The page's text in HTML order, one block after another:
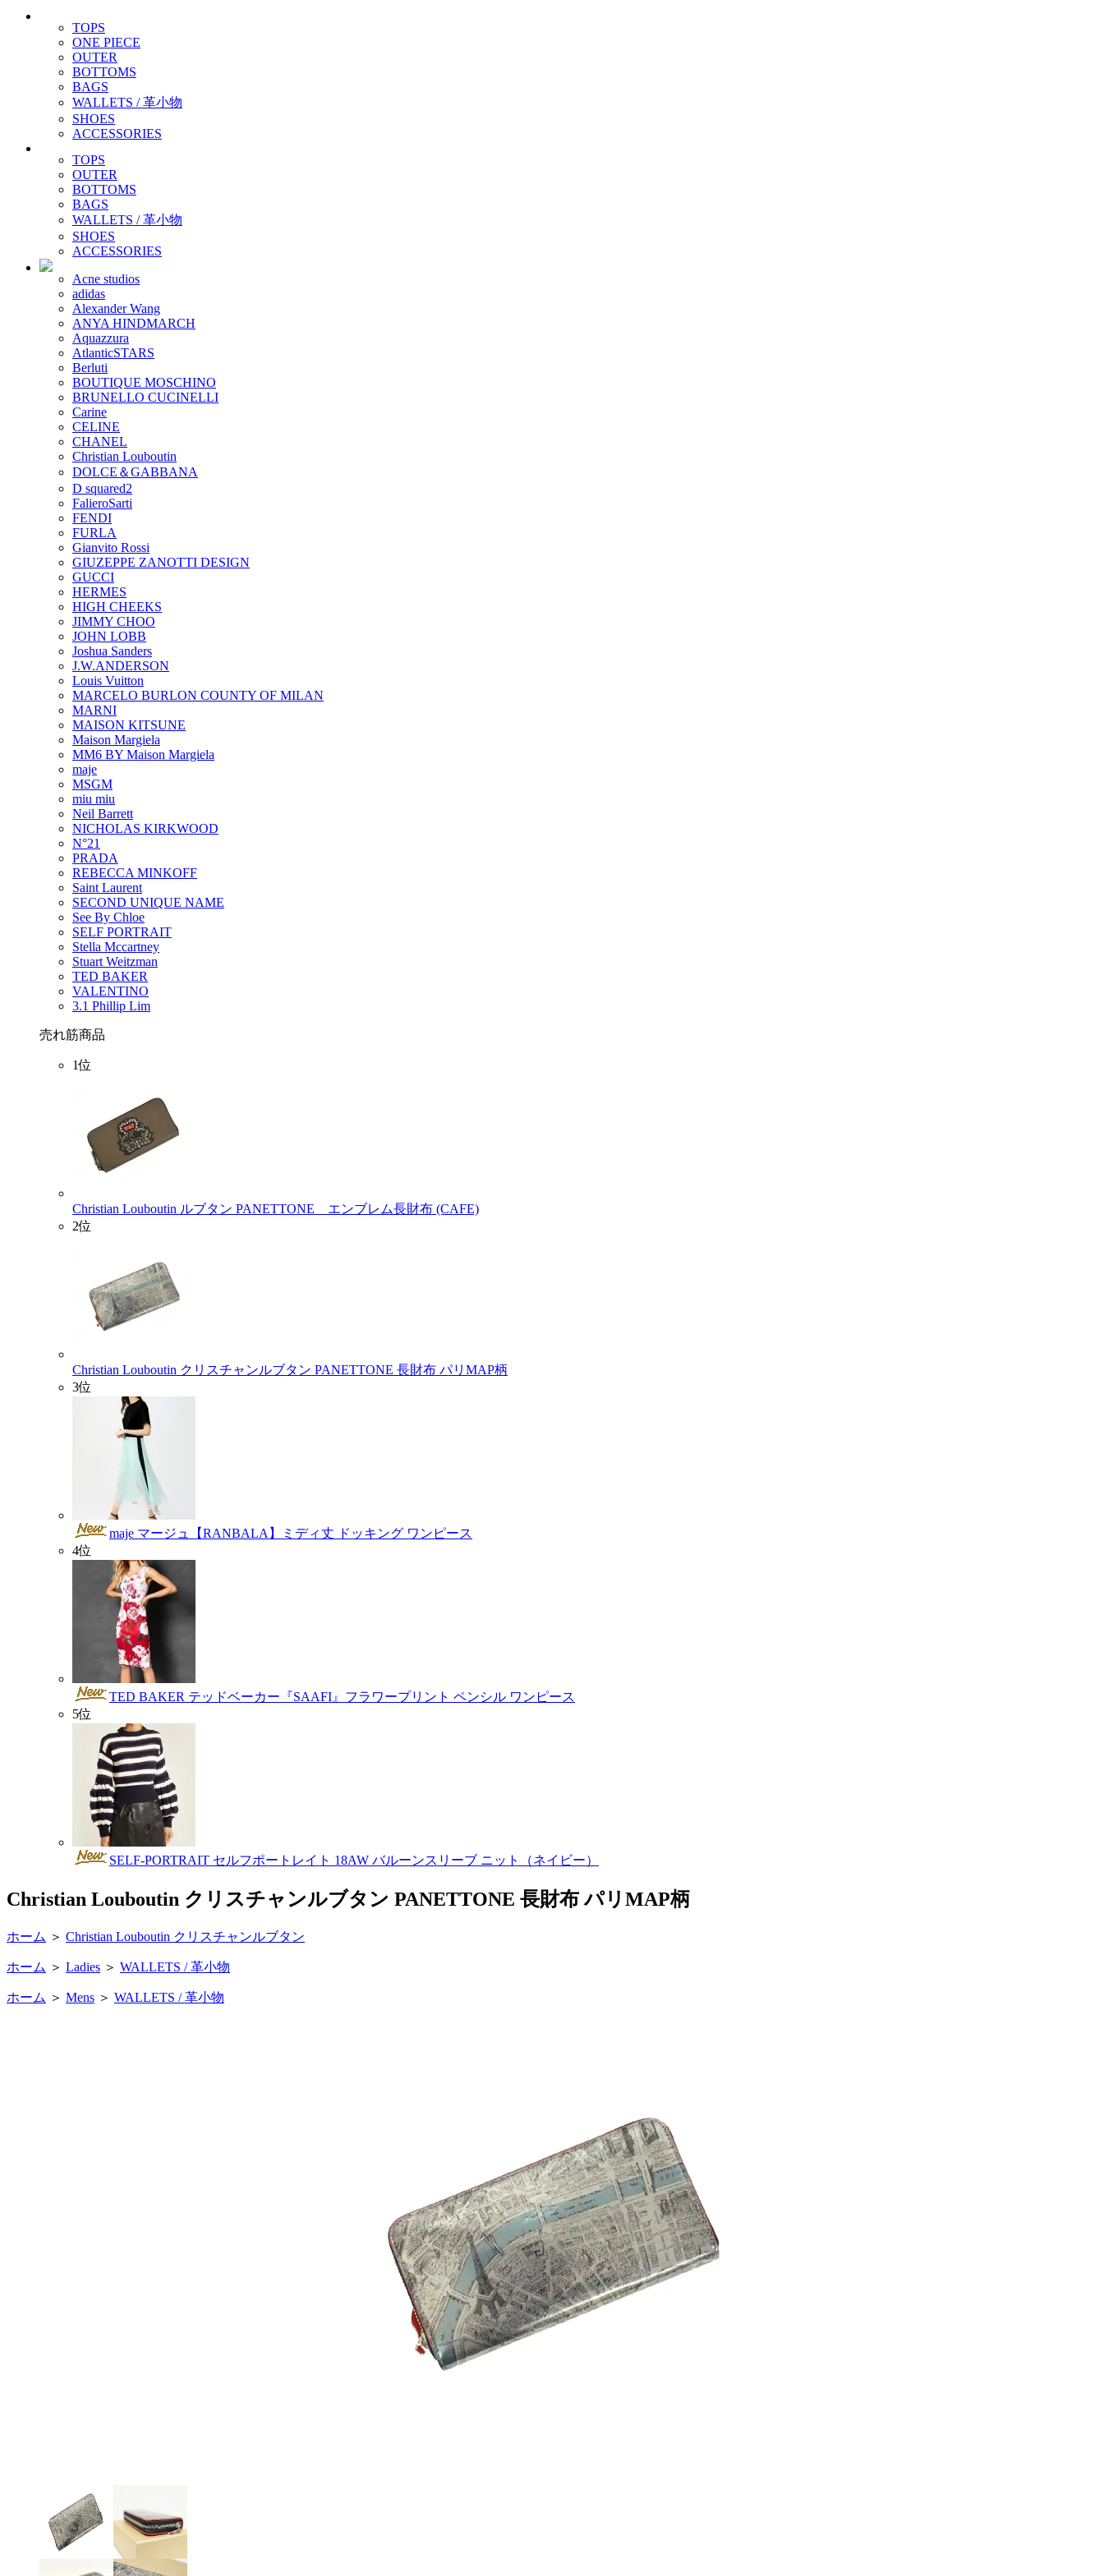
TOPS
ONE PIECE
OUTER
BOTTOMS
BAGS
WALLETS / 革小物
SHOES
ACCESSORIES
TOPS
OUTER
BOTTOMS
BAGS
WALLETS / 革小物
SHOES
ACCESSORIES
Acne studios
adidas
Alexander Wang
ANYA HINDMARCH
Aquazzura
AtlanticSTARS
Berluti
BOUTIQUE MOSCHINO
BRUNELLO CUCINELLI
Carine
CELINE
CHANEL
Christian Louboutin
DOLCE＆GABBANA
D squared2
FalieroSarti
FENDI
FURLA
Gianvito Rossi
GIUZEPPE ZANOTTI DESIGN
GUCCI
HERMES
HIGH CHEEKS
JIMMY CHOO
JOHN LOBB
Joshua Sanders
J.W.ANDERSON
Louis Vuitton
MARCELO BURLON COUNTY OF MILAN
MARNI
MAISON KITSUNE
Maison Margiela
MM6 BY Maison Margiela
maje
MSGM
miu miu
Neil Barrett
NICHOLAS KIRKWOOD
N°21
PRADA
REBECCA MINKOFF
Saint Laurent
SECOND UNIQUE NAME
See By Chloe
SELF PORTRAIT
Stella Mccartney
Stuart Weitzman
TED BAKER
VALENTINO
3.1 Phillip Lim
売れ筋商品
1位
Christian Louboutin ルブタン PANETTONE エンブレム長財布 (CAFE)
2位
Christian Louboutin クリスチャンルブタン PANETTONE 長財布 パリMAP柄
3位
maje マージュ【RANBALA】ミディ丈 ドッキング ワンピース
4位
TED BAKER テッドベーカー『SAAFI』フラワープリント ペンシル ワンピース
5位
SELF-PORTRAIT セルフポートレイト 18AW バルーンスリーブ ニット（ネイビー）
Christian Louboutin クリスチャンルブタン PANETTONE 長財布 パリMAP柄
ホーム ＞ Christian Louboutin クリスチャンルブタン
ホーム ＞ Ladies ＞ WALLETS / 革小物
ホーム ＞ Mens ＞ WALLETS / 革小物